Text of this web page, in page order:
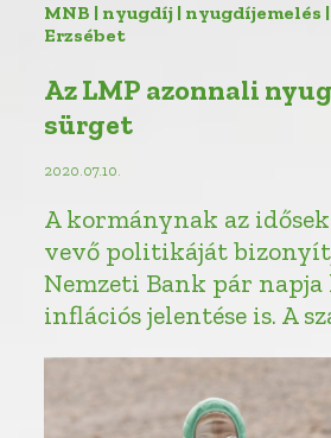
MNB | nyugdíj | nyugdíjemelés
Erzsébet
Az LMP azonnali
sürget
2020.07.10.
A kormánynak az
vevő politikáját
Nemzeti Bank pár
inflációs jelentése is. A